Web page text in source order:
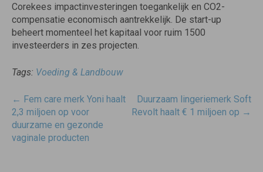
Corekees impactinvesteringen toegankelijk en CO2-
compensatie economisch aantrekkelijk. De start-up
beheert momenteel het kapitaal voor ruim 1500
investeerders in zes projecten.
Tags: Voeding & Landbouw
Post
navigatie
← Fem care merk Yoni haalt
2,3 miljoen op voor
duurzame en gezonde
vaginale producten
Duurzaam lingeriemerk Soft
Revolt haalt € 1 miljoen op →